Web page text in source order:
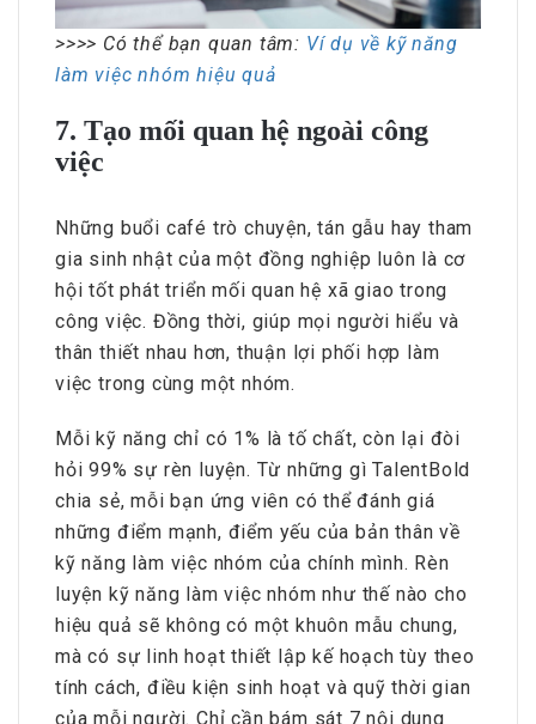
>>>> Có thể bạn quan tâm: Ví dụ về kỹ năng
làm việc nhóm hiệu quả
7. Tạo mối quan hệ ngoài công
việc
Những buổi café trò chuyện, tán gẫu hay tham
gia sinh nhật của một đồng nghiệp luôn là cơ
hội tốt phát triển mối quan hệ xã giao trong
công việc. Đồng thời, giúp mọi người hiểu và
thân thiết nhau hơn, thuận lợi phối hợp làm
việc trong cùng một nhóm.
Mỗi kỹ năng chỉ có 1% là tố chất, còn lại đòi
hỏi 99% sự rèn luyện. Từ những gì TalentBold
chia sẻ, mỗi bạn ứng viên có thể đánh giá
những điểm mạnh, điểm yếu của bản thân về
kỹ năng làm việc nhóm của chính mình. Rèn
luyện kỹ năng làm việc nhóm như thế nào cho
hiệu quả sẽ không có một khuôn mẫu chung,
mà có sự linh hoạt thiết lập kế hoạch tùy theo
tính cách, điều kiện sinh hoạt và quỹ thời gian
của mỗi người. Chỉ cần bám sát 7 nội dung